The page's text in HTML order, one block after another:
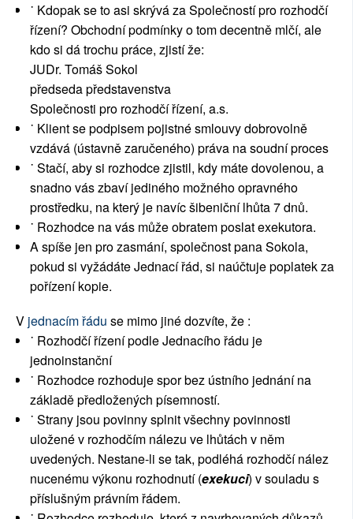
˙ Kdopak se to asi skrývá za Společností pro rozhodčí
řízení? Obchodní podmínky o tom decentně mlčí, ale
kdo si dá trochu práce, zjistí že:
JUDr. Tomáš Sokol
předseda představenstva
Společnosti pro rozhodčí řízení, a.s.
˙ Klient se podpisem pojistné smlouvy dobrovolně
vzdává (ústavně zaručeného) práva na soudní proces
˙ Stačí, aby si rozhodce zjistil, kdy máte dovolenou, a
snadno vás zbaví jediného možného opravného
prostředku, na který je navíc šibeniční lhůta 7 dnů.
˙ Rozhodce na vás může obratem poslat exekutora.
A spíše jen pro zasmání, společnost pana Sokola,
pokud si vyžádáte Jednací řád, si naúčtuje poplatek za
pořízení kopie.
V jednacím řádu se mimo jiné dozvíte, že :
˙ Rozhodčí řízení podle Jednacího řádu je
jednoinstanční
˙ Rozhodce rozhoduje spor bez ústního jednání na
základě předložených písemností.
˙ Strany jsou povinny splnit všechny povinnosti
uložené v rozhodčím nálezu ve lhůtách v něm
uvedených. Nestane-li se tak, podléhá rozhodčí nález
nucenému výkonu rozhodnutí (exekuci) v souladu s
příslušným právním řádem.